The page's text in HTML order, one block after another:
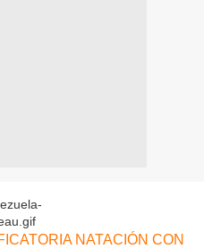
NATACIÓN CON